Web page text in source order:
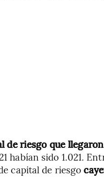
de riesgo que
habían sido 1.021.
capital de riesgo